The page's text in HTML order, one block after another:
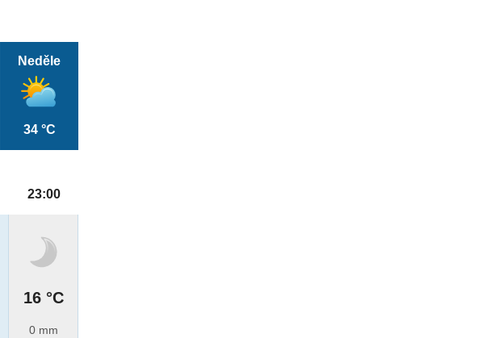
Neděle
34 °C
23:00
16 °C
0 mm